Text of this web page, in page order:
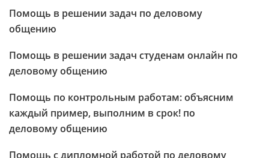
Помощь в решении задач по деловому
общению
Помощь в решении задач студенам онлайн по
деловому общению
Помощь по контрольным работам: объясним
каждый пример, выполним в срок! по
деловому общению
Помощь с дипломной работой по деловому